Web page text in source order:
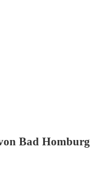
Bad Homburg